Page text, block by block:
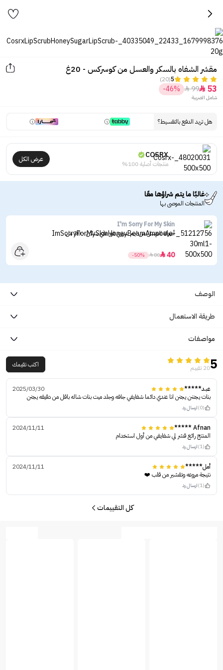
مقشر الشفاه بالسكر والعسل من كوسركس - 20غ
5
(20)
53

99

-46%
شامل الضريبة
هل تريد الدفع بالتقسيط؟
COSRX
منتجات أصلية 100%
عرض الكل
غالبًا ما يتم شراؤها معًا
المنتجات الموصى بها
I'm Sorry For My Skin
أمبولة العسل من ايم سوري فور ماي سكن - 30 مل
40

80

-50%
الوصف
طريقة الاستعمال
مواصفات
520 تقييم اكتب تقيمك
عبد*****
2025/03/30
بنات يجننن يجنن انا عندي دائما شفايفي جافه وجلد ميت بنات شاله باقل من دقيقه يجنن
(0) ارسال رد
Afnan *****
2024/11/11
المنتج رائع قشر لي شفايفي من أول استخدام
(1) ارسال رد
أمل*****
2024/11/11
نتيجة مروعه وتقشير من قلب ❤️
(1) ارسال رد
كل التقييمات